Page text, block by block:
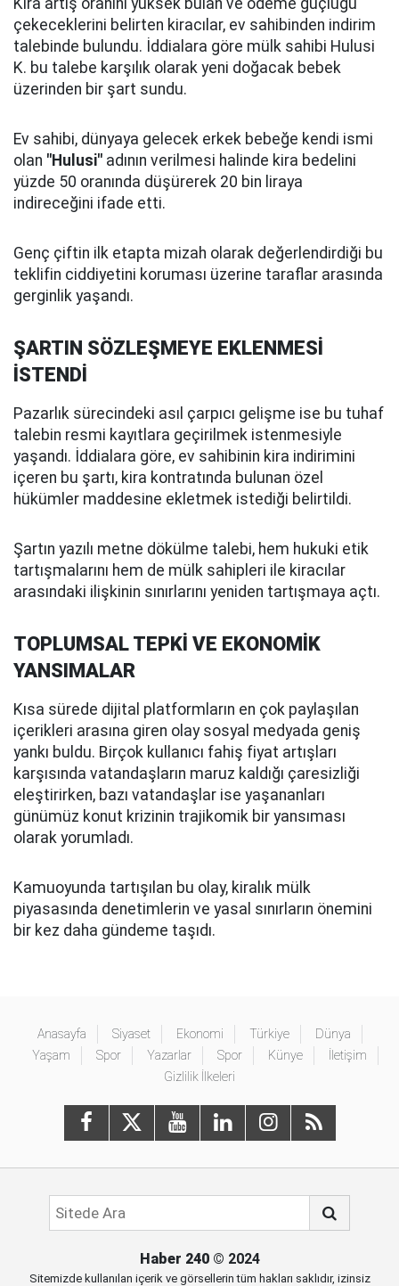
Kira artış oranını yüksek bulan ve ödeme güçlüğü
çekeceklerini belirten kiracılar, ev sahibinden indirim
talebinde bulundu. İddialara göre mülk sahibi Hulusi
K. bu talebe karşılık olarak yeni doğacak bebek
üzerinden bir şart sundu.
Ev sahibi, dünyaya gelecek erkek bebeğe kendi ismi
olan "Hulusi" adının verilmesi halinde kira bedelini
yüzde 50 oranında düşürerek 20 bin liraya
indireceğini ifade etti.
Genç çiftin ilk etapta mizah olarak değerlendirdiği bu
teklifin ciddiyetini koruması üzerine taraflar arasında
gerginlik yaşandı.
ŞARTIN SÖZLEŞMEYE EKLENMESİ
İSTENDİ
Pazarlık sürecindeki asıl çarpıcı gelişme ise bu tuhaf
talebin resmi kayıtlara geçirilmek istenmesiyle
yaşandı. İddialara göre, ev sahibinin kira indirimini
içeren bu şartı, kira kontratında bulunan özel
hükümler maddesine ekletmek istediği belirtildi.
Şartın yazılı metne dökülme talebi, hem hukuki etik
tartışmalarını hem de mülk sahipleri ile kiracılar
arasındaki ilişkinin sınırlarını yeniden tartışmaya açtı.
TOPLUMSAL TEPKİ VE EKONOMİK
YANSIMALAR
Kısa sürede dijital platformların en çok paylaşılan
içerikleri arasına giren olay sosyal medyada geniş
yankı buldu. Birçok kullanıcı fahiş fiyat artışları
karşısında vatandaşların maruz kaldığı çaresizliği
eleştirirken, bazı vatandaşlar ise yaşananları
günümüz konut krizinin trajikomik bir yansıması
olarak yorumladı.
Kamuoyunda tartışılan bu olay, kiralık mülk
piyasasında denetimlerin ve yasal sınırların önemini
bir kez daha gündeme taşıdı.
Anasayfa Siyaset Ekonomi Türkiye
Dünya
Yaşam
Spor Yazarlar Spor Künye
İletişim
Gizlilik İlkeleri
Haber 240© 2024
Sitemizde kullanılan içerik ve görsellerin tüm hakları saklıdır, izinsiz